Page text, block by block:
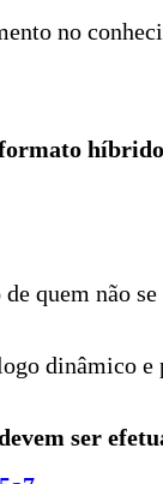
no
quem não
dinâmico
ser